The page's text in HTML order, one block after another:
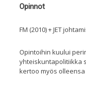
Opinnot
FM (2010) + JET
Opintoihin kuului
yhteiskuntapolitiikka
kertoo myös